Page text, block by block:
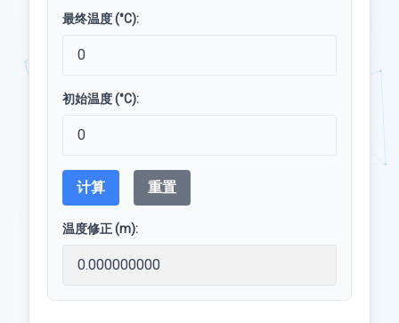
最终温度 (°C):
初始温度 (°C):
计算 重置
温度修正 (m):